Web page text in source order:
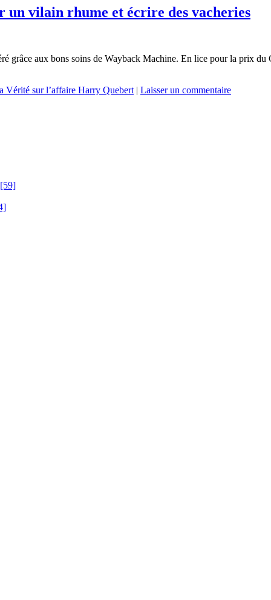
vilain rhume et écrire des vacheries
grâce aux bons soins de Wayback Machine. En lice pour la prix
Vérité sur l’affaire Harry Quebert | Laisser un commentaire